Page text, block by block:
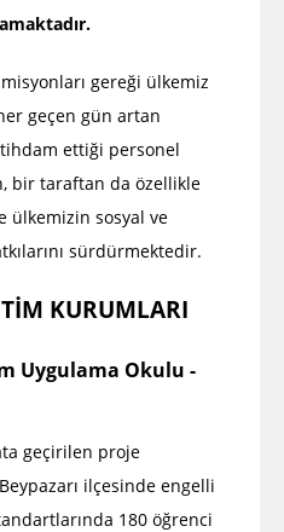
gereği ülkemiz
geçen gün artan
ettiği personel
bir taraftan da özellikle
ülkemizin sosyal ve
sürdürmektedir.
KURUMLARI
Uygulama Okulu -
geçirilen proje
ilçesinde engelli
180 öğrenci